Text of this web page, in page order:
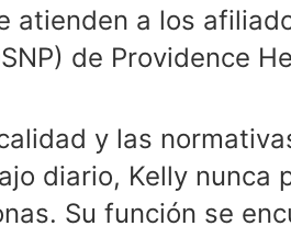
atienden a los
de Providence
y las
diario, Kelly nunca
Su función se